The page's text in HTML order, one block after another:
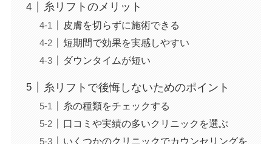
糸リフトのメリット
皮膚を切らずに施術できる
短期間で効果を実感しやすい
ダウンタイムが短い
糸リフトで後悔しないためのポイント
糸の種類をチェックする
口コミや実績の多いクリニックを選ぶ
いくつかのクリニックでカウンセリングを